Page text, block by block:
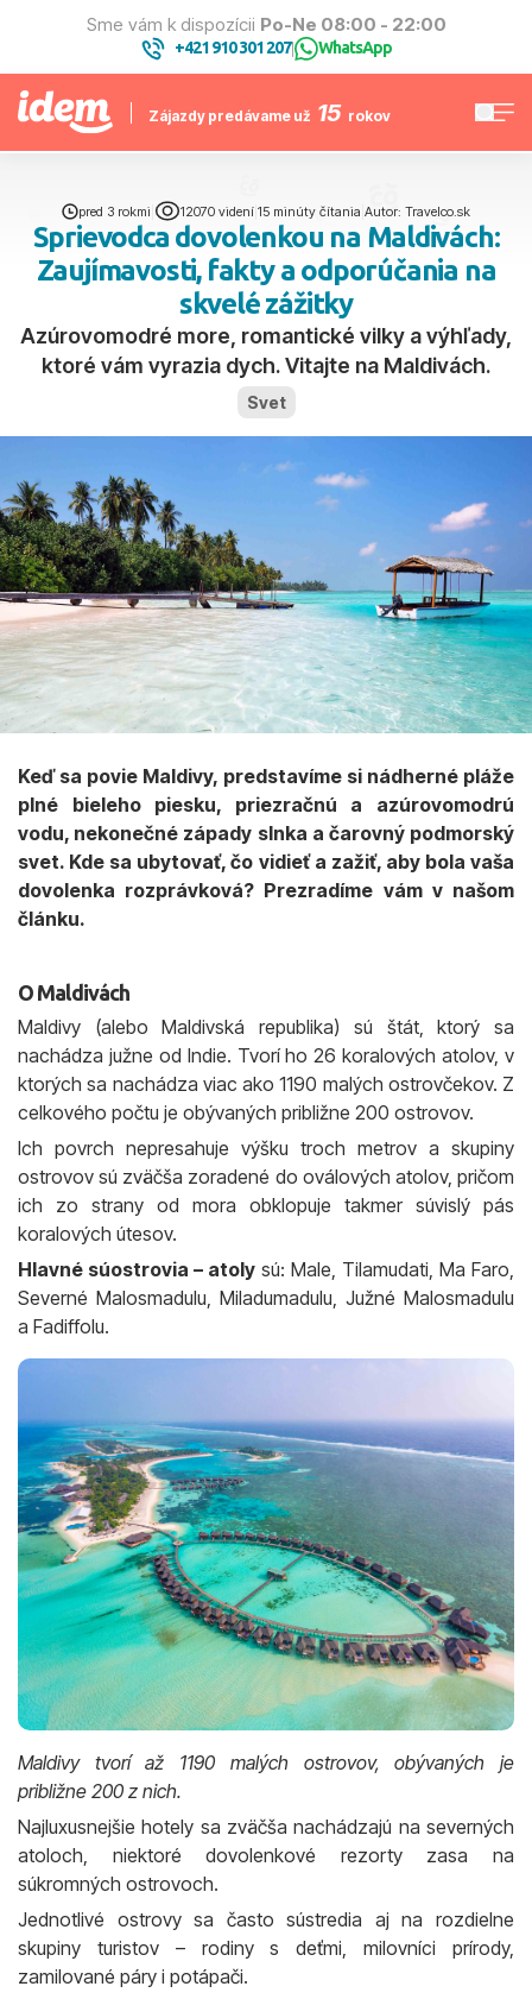
Sme vám k dispozícii Po-Ne 08:00 - 22:00
+421 910 301 207| WhatsApp
Zájazdy predávame už 15 rokov
pred 3 rokmi 12070 videní 15 minúty čítania Autor: Travelco.sk
Sprievodca dovolenkou na Maldivách:
Zaujímavosti, fakty a odporúčania na
skvelé zážitky
Azúrovomodré more, romantické vilky a výhľady,
ktoré vám vyrazia dych. Vitajte na Maldivách.
Svet
Keď sa povie Maldivy, predstavíme si nádherné pláže
plné bieleho piesku, priezračnú a azúrovomodrú
vodu, nekonečné západy slnka a čarovný podmorský
svet. Kde sa ubytovať, čo vidieť a zažiť, aby bola vaša
dovolenka rozprávková? Prezradíme vám v našom
článku.
O Maldivách
Maldivy (alebo Maldivská republika) sú štát, ktorý sa
nachádza južne od Indie. Tvorí ho 26 koralových atolov, v
ktorých sa nachádza viac ako 1190 malých ostrovčekov. Z
celkového počtu je obývaných približne 200 ostrovov.
Ich povrch nepresahuje výšku troch metrov a skupiny
ostrovov sú zväčša zoradené do oválových atolov, pričom
ich zo strany od mora obklopuje takmer súvislý pás
koralových útesov.
Hlavné súostrovia – atoly sú: Male, Tilamudati, Ma Faro,
Severné Malosmadulu, Miladumadulu, Južné Malosmadulu
a Fadiffolu.
Maldivy tvorí až 1190 malých ostrovov, obývaných je
približne 200 z nich.
Najluxusnejšie hotely sa zväčša nachádzajú na severných
atoloch, niektoré dovolenkové rezorty zasa na
súkromných ostrovoch.
Jednotlivé ostrovy sa často sústredia aj na rozdielne
skupiny turistov – rodiny s deťmi, milovníci prírody,
zamilované páry i potápači.